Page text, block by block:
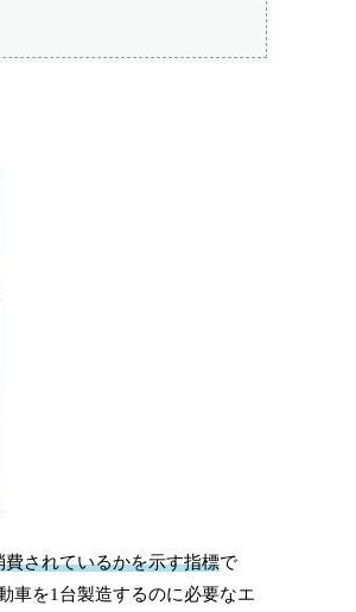
されているかを示す指標で
車を1台製造するのに必要なエ